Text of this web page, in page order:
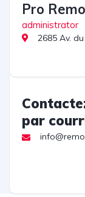
Pro
administrator
2685 Av.
par